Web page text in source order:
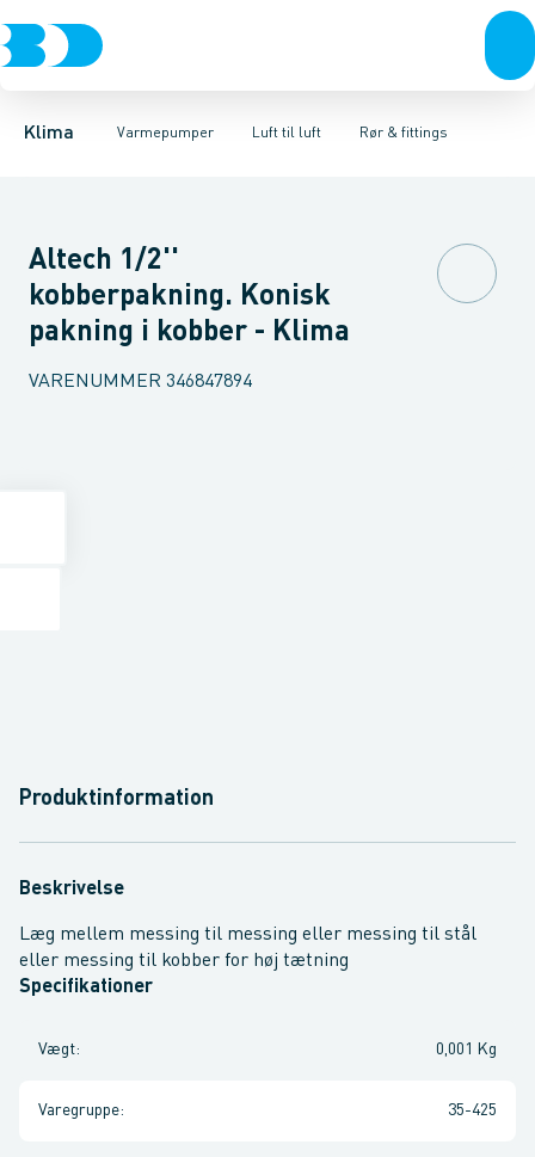
Klima Varmepumper
Ventilation Varmepumper KlimaværktøjBiokedler &
Luft til luft
Luft til luft Luft til vand JordvarmeIsoleringTilbehør
Rør & fittings
Varmepumper, sætVarmepumper, indedeleVarmepumper,
Altech 1/2''
kobberpakning. Konisk
pakning i kobber - Klima
VARENUMMER 346847894
Produktinformation
Beskrivelse
Læg mellem messing til messing eller messing til stål
eller messing til kobber for høj tætning
Specifikationer
Vægt: 0,001 Kg
Varegruppe: 35-425